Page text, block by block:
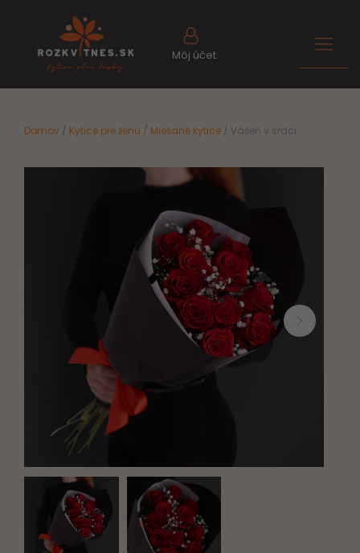
Môj účet
Domov / Kytice pre ženu / Miešané kytice / Vášeň v srdci